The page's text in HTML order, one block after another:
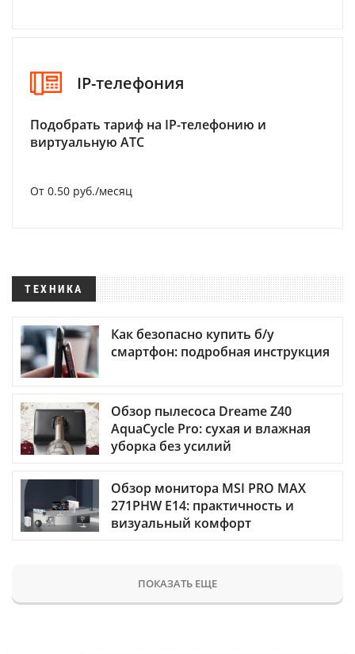
IP-телефония
Подобрать тариф на IP-телефонию и
виртуальную АТС
От 0.50 руб./месяц
ТЕХНИКА
Как безопасно купить б/у
смартфон: подробная инструкция
Обзор пылесоса Dreame Z40
AquaCycle Pro: сухая и влажная
уборка без усилий
Обзор монитора MSI PRO MAX
271PHW E14: практичность и
визуальный комфорт
ПОКАЗАТЬ ЕЩЕ